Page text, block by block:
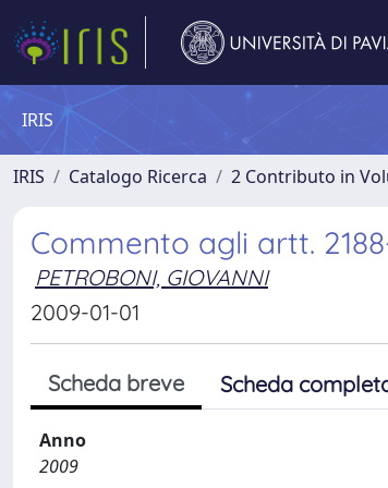
IRIS
IRIS Catalogo Ricerca 2 Contributo in
Commento agli artt.
PETROBONI, GIOVANNI
2009-01-01
Scheda breve Scheda
Anno
2009